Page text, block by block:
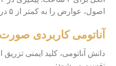
اصول، عوارض را به کمتر از ۵ درصد کاهش می‌دهد.
آناتومی کاربردی
دانش آناتومی، کلید ایمنی